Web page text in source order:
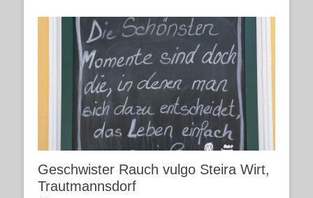
Geschwister Rauch vulgo Steira Wirt,
Trautmannsdorf